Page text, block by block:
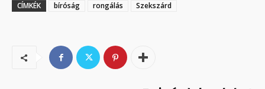
CÍMKÉK bíróság rongálás Szekszárd